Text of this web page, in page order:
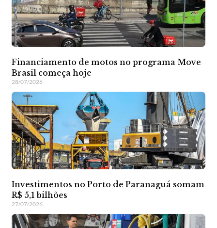
Financiamento de motos no programa Move
Brasil começa hoje
28/07/2026
Investimentos no Porto de Paranaguá somam
R$ 5,1 bilhões
27/07/2026